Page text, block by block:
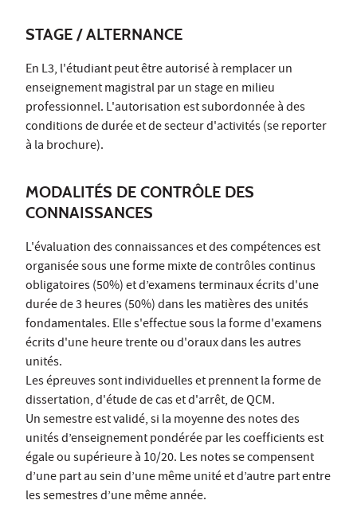
STAGE / ALTERNANCE
En L3, l'étudiant peut être autorisé à remplacer un
enseignement magistral par un stage en milieu
professionnel. L'autorisation est subordonnée à des
conditions de durée et de secteur d'activités (se reporter
à la brochure).
MODALITÉS DE CONTRÔLE DES
CONNAISSANCES
L'évaluation des connaissances et des compétences est
organisée sous une forme mixte de contrôles continus
obligatoires (50%) et d’examens terminaux écrits d'une
durée de 3 heures (50%) dans les matières des unités
fondamentales. Elle s'effectue sous la forme d'examens
écrits d'une heure trente ou d'oraux dans les autres
unités.
Les épreuves sont individuelles et prennent la forme de
dissertation, d'étude de cas et d'arrêt, de QCM.
Un semestre est validé, si la moyenne des notes des
unités d’enseignement pondérée par les coefficients est
égale ou supérieure à 10/20. Les notes se compensent
d’une part au sein d’une même unité et d’autre part entre
les semestres d’une même année.